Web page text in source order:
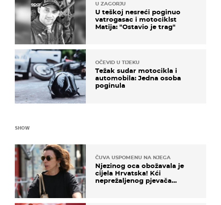
U ZAGORJU
U teškoj nesreći poginuo
vatrogasac i motociklst
Matija: "Ostavio je trag"
OČEVID U TIJEKU
Težak sudar motocikla i
automobila: Jedna osoba
poginula
SHOW
ČUVA USPOMENU NA NJEGA
Njezinog oca obožavala je
cijela Hrvatska! Kći
neprežaljenog pjevača